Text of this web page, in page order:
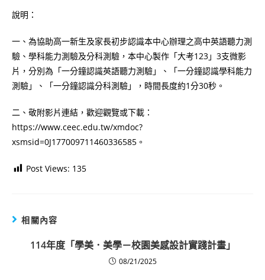
說明：
一、為協助高一新生及家長初步認識本中心辦理之高中英語聽力測
驗、學科能力測驗及分科測驗，本中心製作「大考123」3支微影
片，分別為「一分鐘認識英語聽力測驗」、「一分鐘認識學科能力
測驗」、「一分鐘認識分科測驗」，時間長度約1分30秒。
二、敬附影片連結，歡迎觀覽或下載：
https://www.ceec.edu.tw/xmdoc?
xsmsid=0J177009711460336585。
Post Views: 135
相關內容
114年度「學美．美學－校園美感設計實踐計畫」
08/21/2025